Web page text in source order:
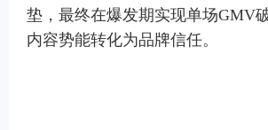
垫，最终在爆发期实现单场GMV
内容势能转化为品牌信任。